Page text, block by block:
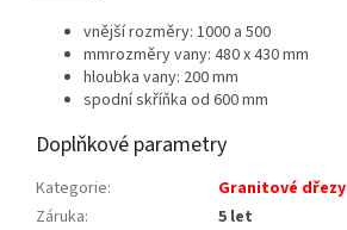
vnější rozměry: 1000 a 500
mmrozměry vany: 480 x 430 mm
hloubka vany: 200 mm
spodní skříňka od 600 mm
Doplňkové parametry
Kategorie:
Granitové dřezy
Záruka:
5 let